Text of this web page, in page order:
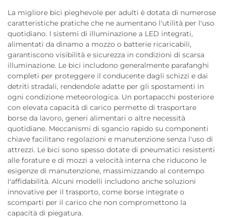
La migliore bici pieghevole per adulti è dotata di numerose
caratteristiche pratiche che ne aumentano l'utilità per l'uso
quotidiano. I sistemi di illuminazione a LED integrati,
alimentati da dinamo a mozzo o batterie ricaricabili,
garantiscono visibilità e sicurezza in condizioni di scarsa
illuminazione. Le bici includono generalmente parafanghi
completi per proteggere il conducente dagli schizzi e dai
detriti stradali, rendendole adatte per gli spostamenti in
ogni condizione meteorologica. Un portapacchi posteriore
con elevata capacità di carico permette di trasportare
borse da lavoro, generi alimentari o altre necessità
quotidiane. Meccanismi di sgancio rapido su componenti
chiave facilitano regolazioni e manutenzione senza l'uso di
attrezzi. Le bici sono spesso dotate di pneumatici resistenti
alle forature e di mozzi a velocità interna che riducono le
esigenze di manutenzione, massimizzando al contempo
l'affidabilità. Alcuni modelli includono anche soluzioni
innovative per il trasporto, come borse integrate o
scomparti per il carico che non compromettono la
capacità di piegatura.